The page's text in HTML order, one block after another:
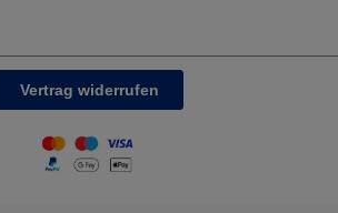
Vertrag widerrufen